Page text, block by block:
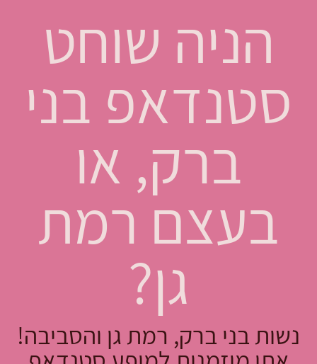
הניה שוחט
סטנדאפ בני
ברק, או
בעצם רמת
גן?
נשות בני ברק, רמת גן והסביבה!